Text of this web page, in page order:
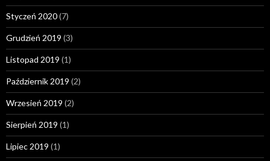
Styczeń 2020(7)
Grudzień 2019 (3)
Listopad 2019 (1)
Październik 2019 (2)
Wrzesień 2019 (2)
Sierpień 2019 (1)
Lipiec 2019 (1)